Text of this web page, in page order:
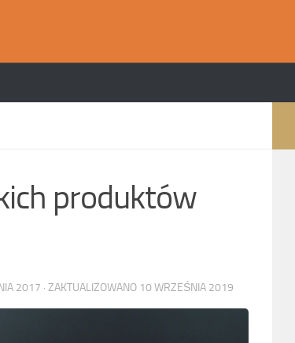
produktów
2017 · ZAKTUALIZOWANO 10 WRZEŚNIA 2019